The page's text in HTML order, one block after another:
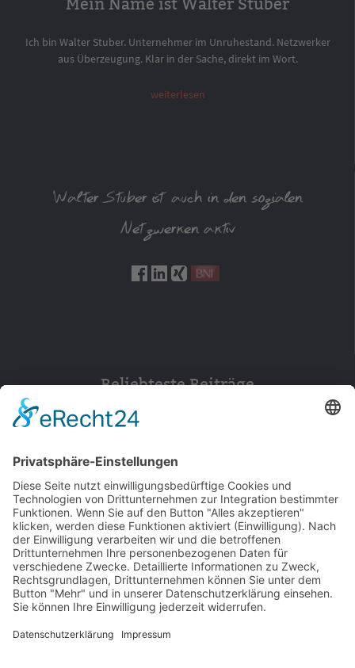
Ich bin Walter Stuber. Unternehmer im Unruhestand. Netzwerker
aus Überzeugung. Klar in der Sache, direkt im Wort.
weiterlesen
Walter Stuber ist auch in den sozialen
Netzwerken aktiv
Beliebteste Beiträge
© 2026 Walter Stuber -Impressum Datenschutz
Bewertungen auf ProvenExpert.com
154